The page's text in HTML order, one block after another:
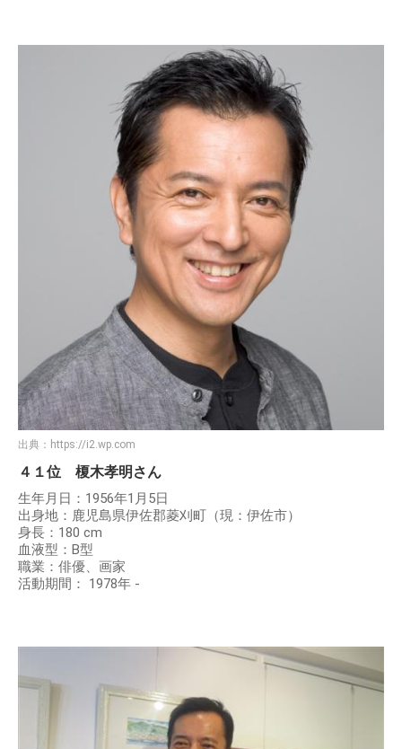
出典： https://i2.wp.com
４１位 榎木孝明さん
生年月日：1956年1月5日
出身地：鹿児島県伊佐郡菱刈町（現：伊佐市）
身長：180 cm
血液型：B型
職業：俳優、画家
活動期間： 1978年 -